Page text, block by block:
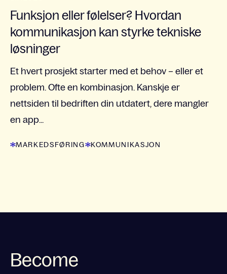
Funksjon eller følelser? Hvordan
kommunikasjon kan styrke tekniske
løsninger
Et hvert prosjekt starter med et behov – eller et
problem. Ofte en kombinasjon. Kanskje er
nettsiden til bedriften din utdatert, dere mangler
en app...
MARKEDSFØRING KOMMUNIKASJON
Become